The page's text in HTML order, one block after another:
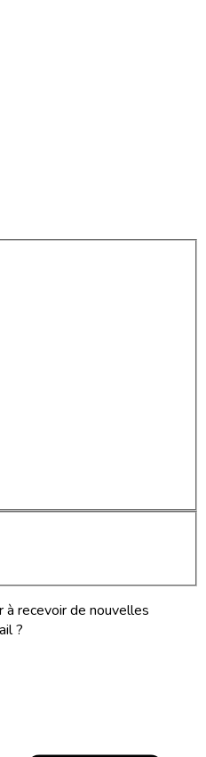
recevoir de nouvelles
?